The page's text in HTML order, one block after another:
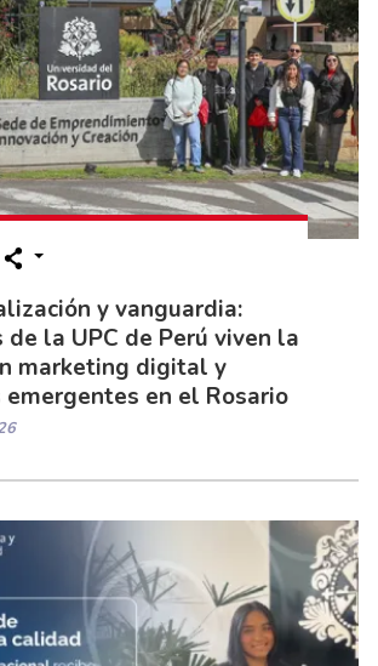
y vanguardia:
la UPC de Perú viven la
marketing digital y
en el Rosario